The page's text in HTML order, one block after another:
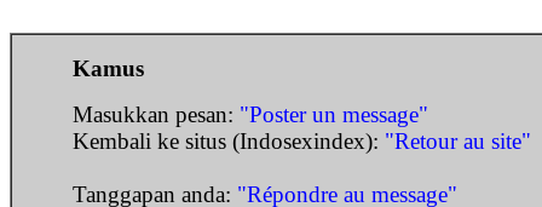
Kamus
Masukkan pesan: "Poster un message"
Kembali ke situs (Indosexindex): "Retour au site"
Tanggapan anda: "Répondre au message"